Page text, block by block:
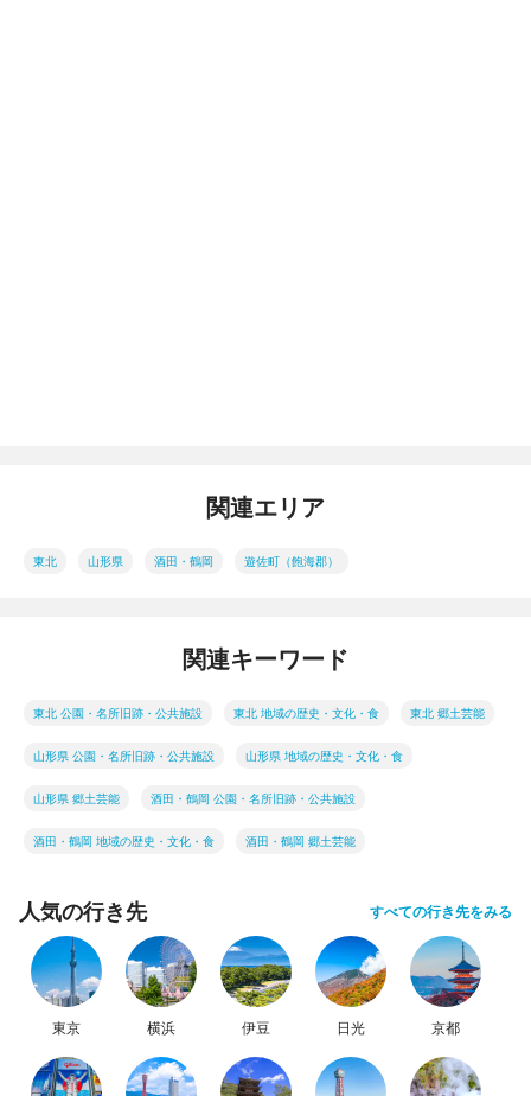
関連エリア
東北 山形県 酒田・鶴岡 遊佐町（飽海郡）
関連キーワード
東北 公園・名所旧跡・公共施設 東北 地域の歴史・文化・食 東北 郷土芸能
山形県 公園・名所旧跡・公共施設 山形県 地域の歴史・文化・食
山形県 郷土芸能 酒田・鶴岡 公園・名所旧跡・公共施設
酒田・鶴岡 地域の歴史・文化・食 酒田・鶴岡 郷土芸能
人気の行き先 すべての行き先をみる
東京 横浜 伊豆 日光 京都